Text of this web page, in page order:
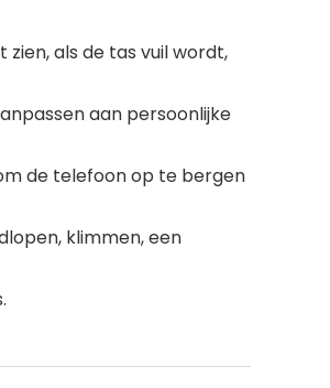
als de tas vuil wordt,
aan persoonlijke
de telefoon op te bergen
klimmen, een